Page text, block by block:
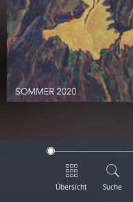
Übersicht Suche